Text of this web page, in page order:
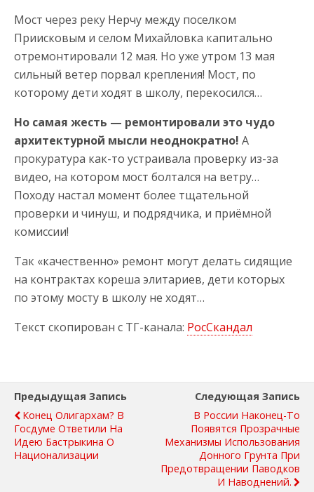
Мост через реку Нерчу между поселком
Приисковым и селом Михайловка капитально
отремонтировали 12 мая. Но уже утром 13 мая
сильный ветер порвал крепления! Мост, по
которому дети ходят в школу, перекосился…
Но самая жесть — ремонтировали это чудо
архитектурной мысли неоднократно! А
прокуратура как-то устраивала проверку из-за
видео, на котором мост болтался на ветру…
Походу настал момент более тщательной
проверки и чинуш, и подрядчика, и приёмной
комиссии!
Так «качественно» ремонт могут делать сидящие
на контрактах кореша элитариев, дети которых
по этому мосту в школу не ходят…
Текст скопирован с ТГ-канала: РосСкандал
Предыдущая Запись
Конец Олигархам? В
Госдуме Ответили На
Идею Бастрыкина О
Национализации
Следующая Запись
В России Наконец-То
Появятся Прозрачные
Механизмы Использования
Донного Грунта При
Предотвращении Паводков
И Наводнений.